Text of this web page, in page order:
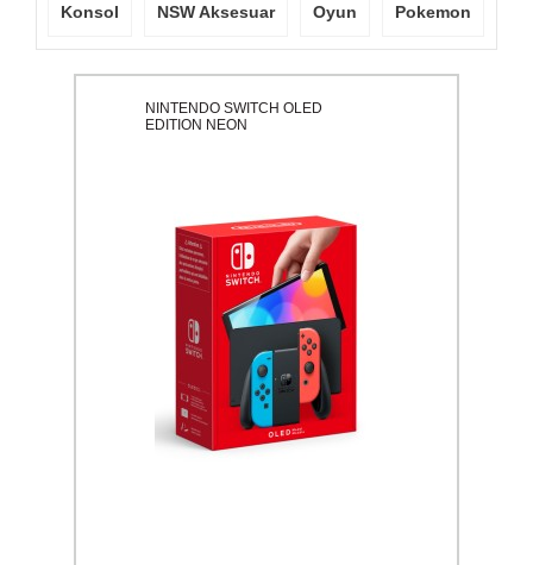
Konsol NSW Aksesuar Oyun Pokemon
NINTENDO SWITCH OLED
EDITION NEON